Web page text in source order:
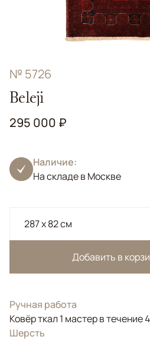
№ 5726
Beleji
295 000 ₽
Наличие:
На складе в Москве
287 x 82 см
Добавить в
Ручная работа
Ковёр ткал 1 мастер в течение
Шерсть